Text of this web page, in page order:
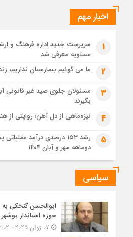
1 ماه قبل
دادستان بوشهر: تسری منطقه آزاد به
1 ماه قبل
زابل و بندر دیر در فهرست داغ‌ترین
زیر آتش تابستان
اخبار مهم
1
سرپرست جدید اداره فرهنگ و
عسلویه معرفی شد
2 ما می گوئیم بیمارستان نداریم،
3
مسئولان جلوی صید غیر قانونی
بگیرند
4 نیزه‌ماهی از دل آهن؛ روایتی از
5
رشد ۱۵۳ درصدی درآمد
دوماهه مهر و آبان ۱۴۰۴
سیاسی
ابوالحسن گنخکی به
حوزه استاندار